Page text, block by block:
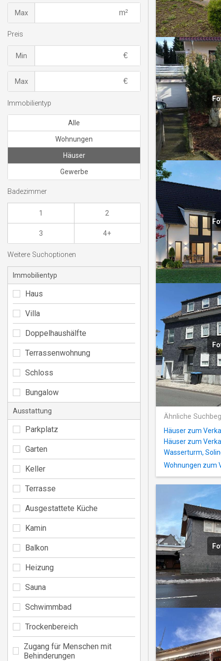
Ähnliche
Häuser zum
Häuser zum
Wasserturm,
Wohnungen zum
Max
Preis
Min
Max
Immobilientyp
Alle
Wohnungen
Häuser
Gewerbe
Badezimmer
1 2
3 4+
Weitere Suchoptionen
Immobilientyp
Haus
Villa
Doppelhaushälfte
Terrassenwohnung
Schloss
Bungalow
Ausstattung
Parkplatz
Garten
Keller
Terrasse
Ausgestattete Küche
Kamin
Balkon
Heizung
Sauna
Schwimmbad
Trockenbereich
Zugang für Menschen mit
Behinderungen